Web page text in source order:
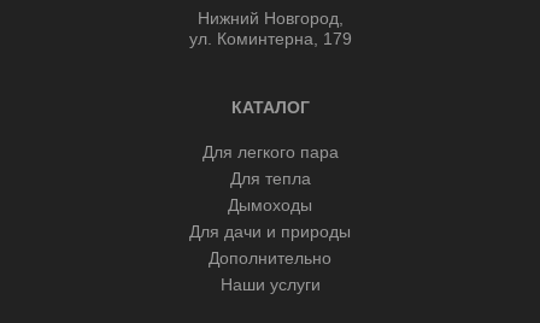
Нижний Новгород,
ул. Коминтерна, 179
КАТАЛОГ
Для легкого пара
Для тепла
Дымоходы
Для дачи и природы
Дополнительно
Наши услуги